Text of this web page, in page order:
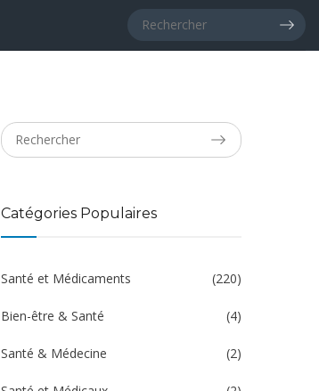
Catégories Populaires
Santé et Médicaments (220)
Bien-être & Santé (4)
Santé & Médecine (2)